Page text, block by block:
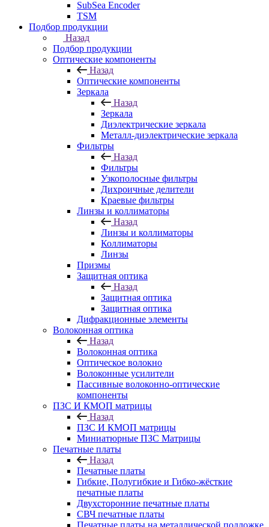
SubSea Encoder
TSM
Подбор продукции
Назад
Подбор продукции
Оптические компоненты
Назад
Оптические компоненты
Зеркала
Назад
Зеркала
Диэлектрические зеркала
Металл-диэлектрические зеркала
Фильтры
Назад
Фильтры
Узкополосные фильтры
Дихроичные делители
Краевые фильтры
Линзы и коллиматоры
Назад
Линзы и коллиматоры
Коллиматоры
Линзы
Призмы
Защитная оптика
Назад
Защитная оптика
Защитная оптика
Дифракционные элементы
Волоконная оптика
Назад
Волоконная оптика
Оптическое волокно
Волоконные усилители
Пассивные волоконно-оптические
компоненты
ПЗС И КМОП матрицы
Назад
ПЗС И КМОП матрицы
Миниатюрные ПЗС Матрицы
Печатные платы
Назад
Печатные платы
Гибкие, Полугибкие и Гибко-жёсткие
печатные платы
Двухсторонние печатные платы
СВЧ печатные платы
Печатные платы на металлической подложке